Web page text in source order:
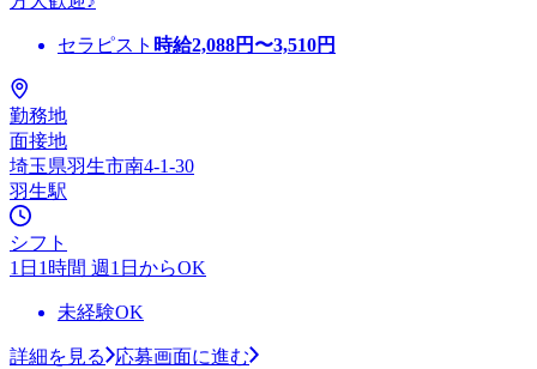
セラピスト 時給2,088円〜3,510円
勤務地
面接地
埼玉県羽生市南4-1-30
羽生駅
シフト
1日1時間 週1日からOK
未経験OK
詳細を見る
応募画面に進む